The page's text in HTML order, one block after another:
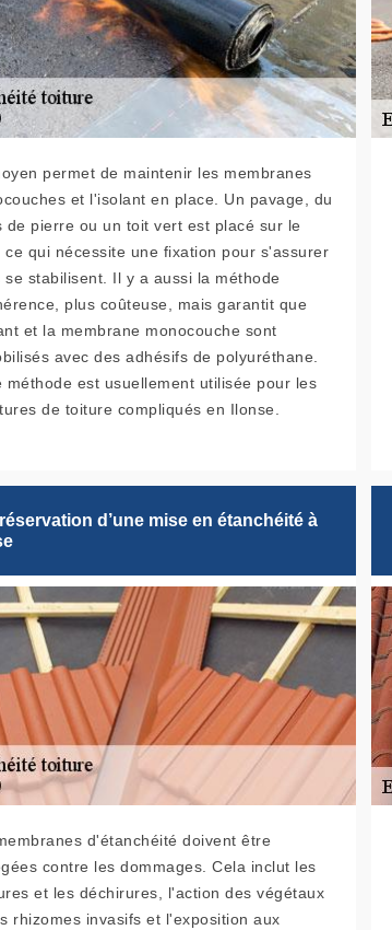
permet de maintenir les membranes
et l'isolant en place. Un pavage, du
de pierre ou un toit vert est placé sur le
ce qui nécessite une fixation pour s'assurer
se stabilisent. Il y a aussi la méthode
plus coûteuse, mais garantit que
et la membrane monocouche sont
avec des adhésifs de polyuréthane.
méthode est usuellement utilisée pour les
de toiture compliqués en Ilonse.
d’une mise en étanchéité à
d'étanchéité doivent être
contre les dommages. Cela inclut les
et les déchirures, l'action des végétaux
rhizomes invasifs et l'exposition aux